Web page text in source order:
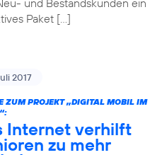
und Bestandskunden ein
Paket […]
2017
ZUM PROJEKT „DIGITAL MOBIL IM
Internet verhilft
zu mehr